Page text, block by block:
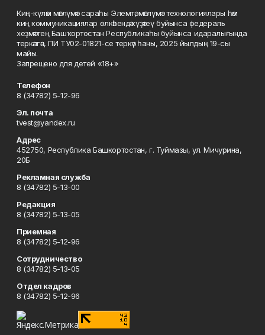
Киң-күләм мәғлүмәт сараһы Элемтә, мәғлүмәт технологиялары һәм
киң коммуникациялар өлкәһендә күҙәтеү буйынса федераль
хеҙмәттең Башҡортостан Республикаһы буйынса идаралығында
теркәлгән, ПИ ТУ02-01821-се теркәү һаны, 2025 йылдың 19-сы
майы.
Запрещено для детей «18+»
Телефон
8 (34782) 5-12-96
Эл. почта
tvest@yandex.ru
Адрес
452750, Республика Башкортостан, г. Туймазы, ул. Мичурина,
20Б
Рекламная служба
8 (34782) 5-13-00
Редакция
8 (34782) 5-13-05
Приемная
8 (34782) 5-12-96
Сотрудничество
8 (34782) 5-13-05
Отдел кадров
8 (34782) 5-12-96